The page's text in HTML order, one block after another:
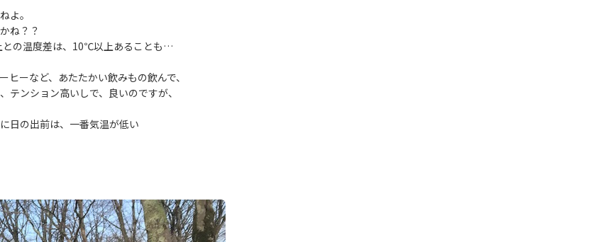
よ。
ね？？
との温度差は、10℃以上あることも…
ーなど、あたたかい飲みもの飲んで、
ンション高いしで、良いのですが、
日の出前は、一番気温が低い